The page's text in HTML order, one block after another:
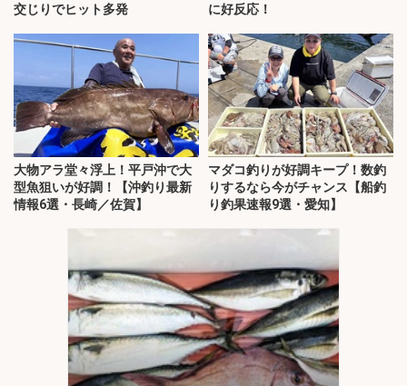
交じりでヒット多発
に好反応！
大物アラ堂々浮上！平戸沖で大
型魚狙いが好調！【沖釣り最新
情報6選・長崎／佐賀】
マダコ釣りが好調キープ！数釣
りするなら今がチャンス【船釣
り釣果速報9選・愛知】